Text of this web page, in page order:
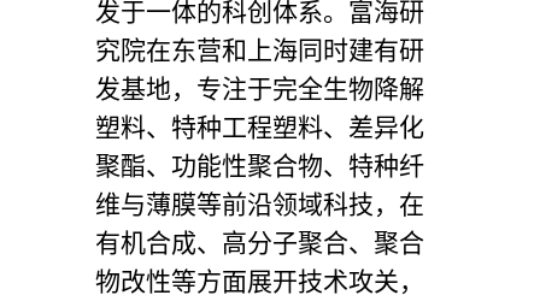
发于一体的科创体系。富海研
究院在东营和上海同时建有研
发基地，专注于完全生物降解
塑料、特种工程塑料、差异化
聚酯、功能性聚合物、特种纤
维与薄膜等前沿领域科技，在
有机合成、高分子聚合、聚合
物改性等方面展开技术攻关，